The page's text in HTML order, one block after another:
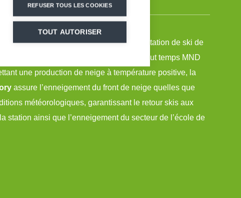
au cœur des Alpes bavaroises, la station de ski de
équipée de la solution d’enneigement tout temps MND
une production de neige à température positive, la
assure l’enneigement du front de neige quelles que
météorologiques, garantissant le retour skis aux
station ainsi que l’enneigement du secteur de l’école de
REFUSER TOUS LES COOKIES
TOUT AUTORISER